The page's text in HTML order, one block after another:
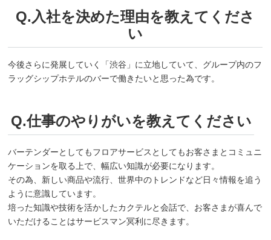
Q.入社を決めた理由を教えてくださ
い
今後さらに発展していく「渋谷」に立地していて、グループ内のフ
ラッグシップホテルのバーで働きたいと思った為です。
Q.仕事のやりがいを教えてください
バーテンダーとしてもフロアサービスとしてもお客さまとコミュニ
ケーションを取る上で、幅広い知識が必要になります。
その為、新しい商品や流行、世界中のトレンドなど日々情報を追う
ように意識しています。
培った知識や技術を活かしたカクテルと会話で、お客さまが喜んで
いただけることはサービスマン冥利に尽きます。